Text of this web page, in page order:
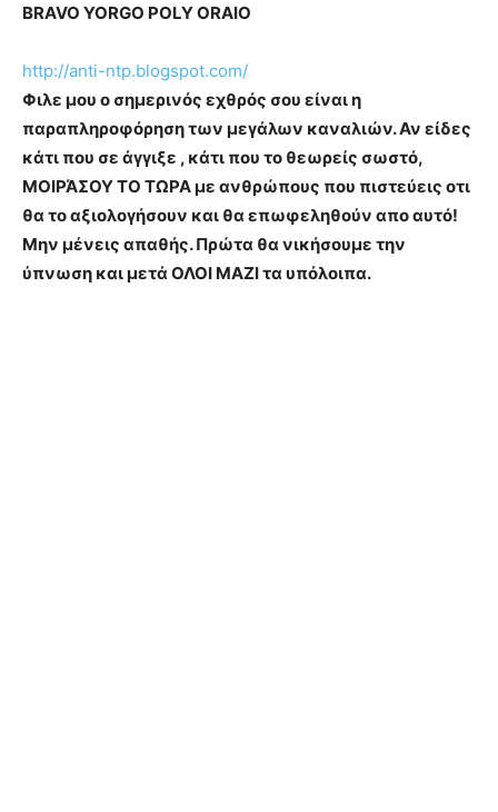
BRAVO YORGO POLY ORAIO
http://anti-ntp.blogspot.com/
Φιλε μου ο σημερινός εχθρός σου είναι η
παραπληροφόρηση των μεγάλων καναλιών. Αν είδες
κάτι που σε άγγιξε , κάτι που το θεωρείς σωστό,
ΜΟΙΡΆΣΟΥ ΤΟ ΤΩΡΑ με ανθρώπους που πιστεύεις οτι
θα το αξιολογήσουν και θα επωφεληθούν απο αυτό!
Μην μένεις απαθής. Πρώτα θα νικήσουμε την
ύπνωση και μετά ΟΛΟΙ ΜΑΖΙ τα υπόλοιπα.